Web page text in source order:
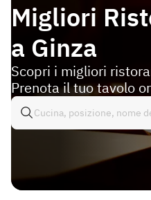
Migliori
a Ginza
Scopri i migliori
Prenota il tuo tavolo